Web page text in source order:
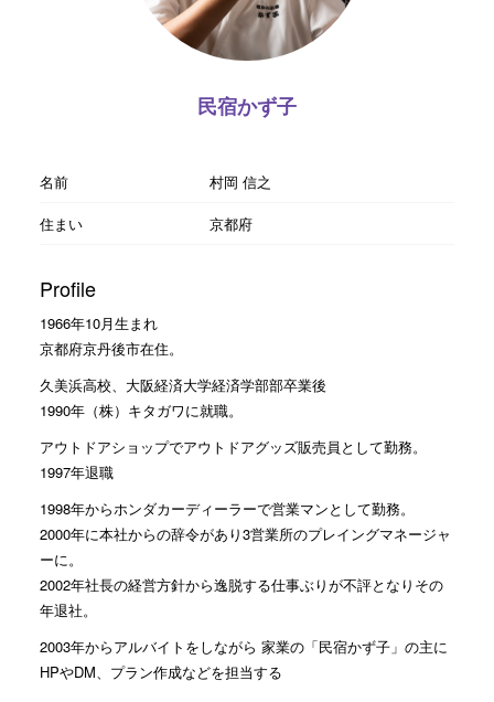
民宿かず子
名前
村岡 信之
住まい
京都府
Profile
1966年10月生まれ
京都府京丹後市在住。
久美浜高校、大阪経済大学経済学部部卒業後
1990年（株）キタガワに就職。
アウトドアショップでアウトドアグッズ販売員として勤務。
1997年退職
1998年からホンダカーディーラーで営業マンとして勤務。
2000年に本社からの辞令があり3営業所のプレイングマネージャ
ーに。
2002年社長の経営方針から逸脱する仕事ぶりが不評となりその
年退社。
2003年からアルバイトをしながら 家業の「民宿かず子」の主に
HPやDM、プラン作成などを担当する